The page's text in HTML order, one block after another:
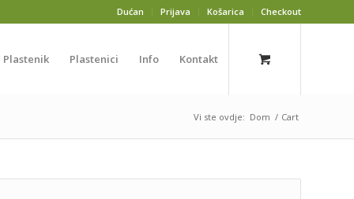
Dućan Prijava Košarica Checkout
Plastenik Plastenici Info Kontakt
Vi ste ovdje: Dom / Cart